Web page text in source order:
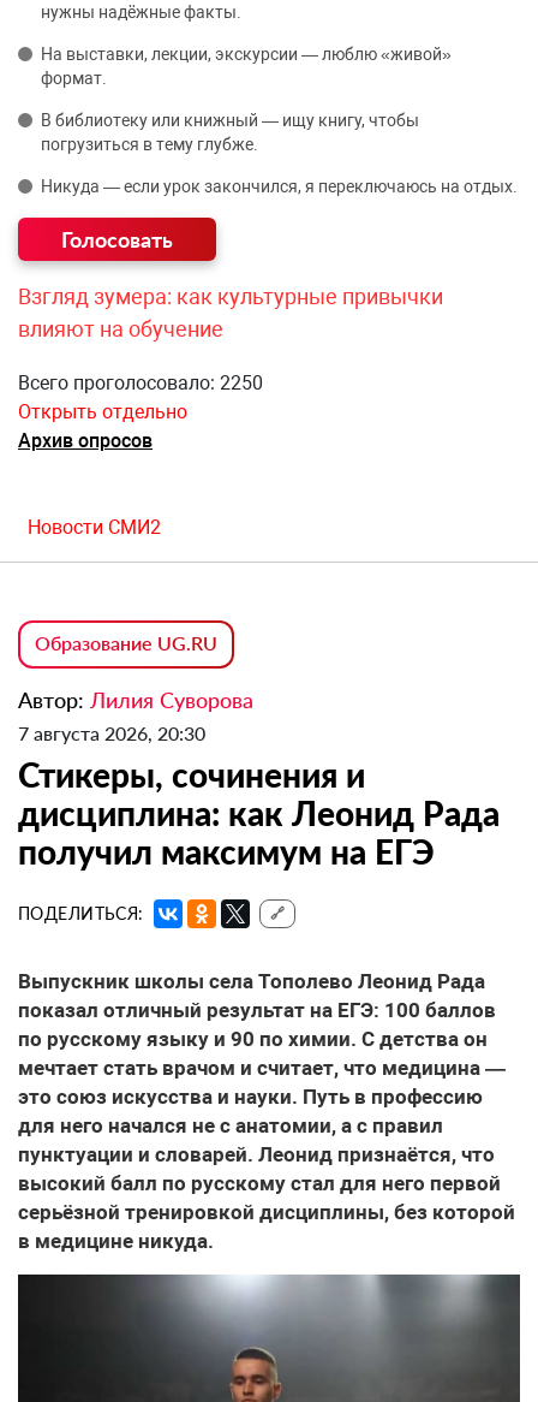
нужны надёжные факты.
На выставки, лекции, экскурсии — люблю «живой»
формат.
В библиотеку или книжный — ищу книгу, чтобы
погрузиться в тему глубже.
Никуда — если урок закончился, я переключаюсь на отдых.
Взгляд зумера: как культурные привычки
влияют на обучение
Всего проголосовало: 2250
Открыть отдельно
Архив опросов
Новости СМИ2
Образование UG.RU
Автор: Лилия Суворова
7 августа 2026, 20:30
Стикеры, сочинения и
дисциплина: как Леонид Рада
получил максимум на ЕГЭ
ПОДЕЛИТЬСЯ: 🔗
Выпускник школы села Тополево Леонид Рада
показал отличный результат на ЕГЭ: 100 баллов
по русскому языку и 90 по химии. С детства он
мечтает стать врачом и считает, что медицина —
это союз искусства и науки. Путь в профессию
для него начался не с анатомии, а с правил
пунктуации и словарей. Леонид признаётся, что
высокий балл по русскому стал для него первой
серьёзной тренировкой дисциплины, без которой
в медицине никуда.